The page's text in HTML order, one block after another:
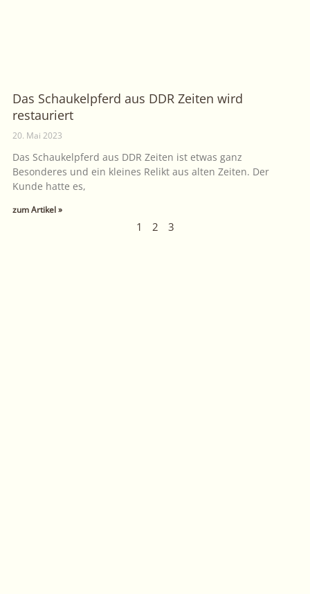
Das Schaukelpferd aus DDR Zeiten wird
restauriert
20. Mai 2023
Das Schaukelpferd aus DDR Zeiten ist etwas ganz
Besonderes und ein kleines Relikt aus alten Zeiten. Der
Kunde hatte es,
zum Artikel »
1 2 3